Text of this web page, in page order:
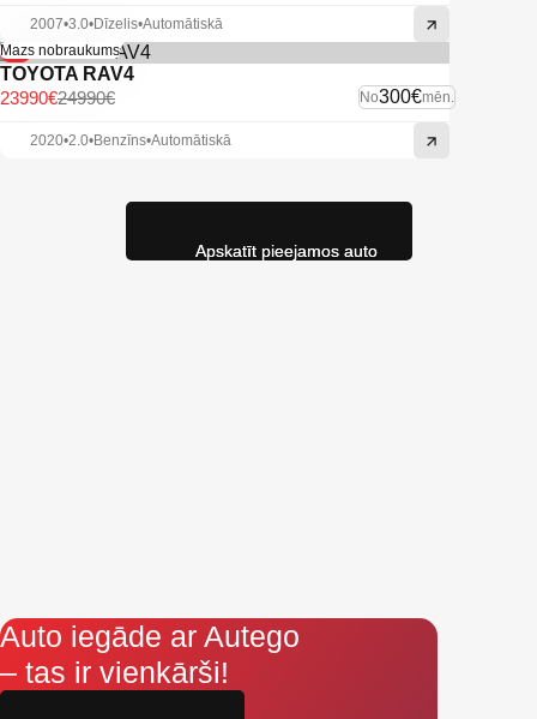
2007•3.0•Dīzelis•Automātiskā
-4%
Mazs nobraukums
TOYOTA RAV4
No300€mēn.
24990€
23990€
2020•2.0•Benzīns•Automātiskā
Auto iegāde ar Autego
– tas ir vienkārši!